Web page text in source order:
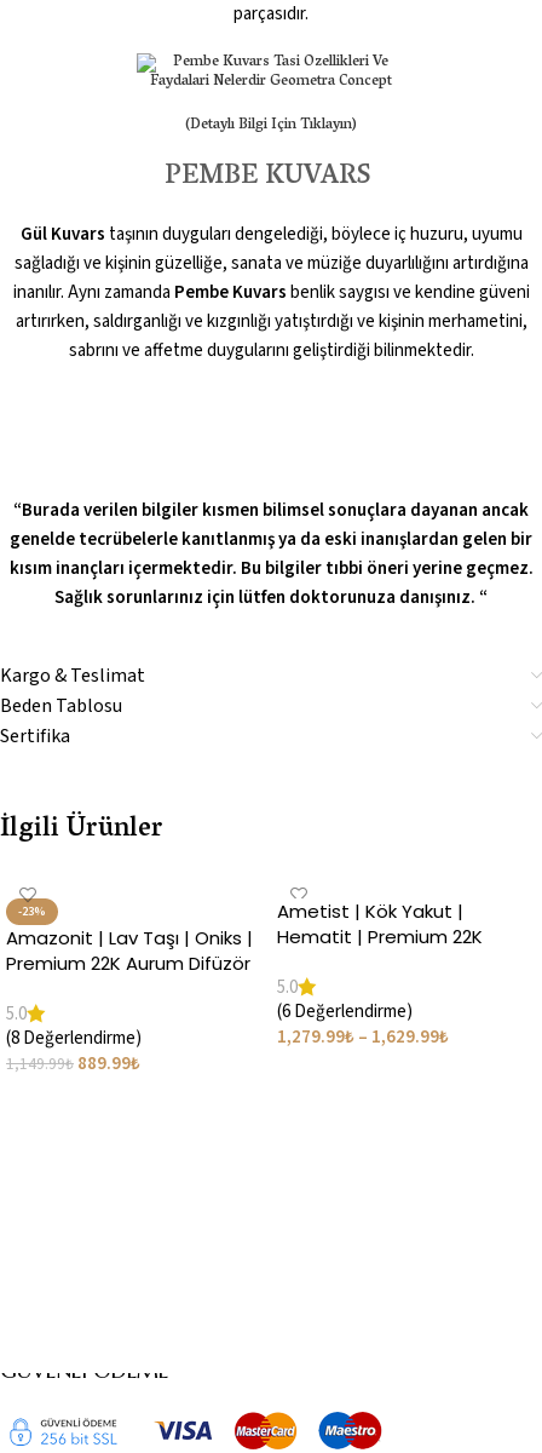
parçasıdır.
(Detaylı Bilgi Için Tıklayın)
PEMBE KUVARS
Gül Kuvars taşının duyguları dengelediği, böylece iç huzuru, uyumu
sağladığı ve kişinin güzelliğe, sanata ve müziğe duyarlılığını artırdığına
inanılır. Aynı zamanda Pembe Kuvarsbenlik saygısı ve kendine güveni
artırırken, saldırganlığı ve kızgınlığı yatıştırdığı ve kişinin merhametini,
sabrını ve affetme duygularını geliştirdiği bilinmektedir.
“Burada verilen bilgiler kısmen bilimsel sonuçlara dayanan ancak
genelde tecrübelerle kanıtlanmış ya da eski inanışlardan gelen bir
kısım inançları içermektedir. Bu bilgiler tıbbi öneri yerine geçmez.
Sağlık sorunlarınız için lütfen doktorunuza danışınız. “
Kargo & Teslimat
Beden Tablosu
Sertifika
İlgili Ürünler
-23%
Amazonit | Lav Taşı | Oniks |
Premium 22K Aurum Difüzör
5.0
(8 Değerlendirme)
1,149.99₺ 889.99₺
Ametist | Kök Yakut |
Hematit | Premium 22K
5.0
(6 Değerlendirme)
1,279.99₺– 1,629.99₺
GÜVENLI ÖDEME